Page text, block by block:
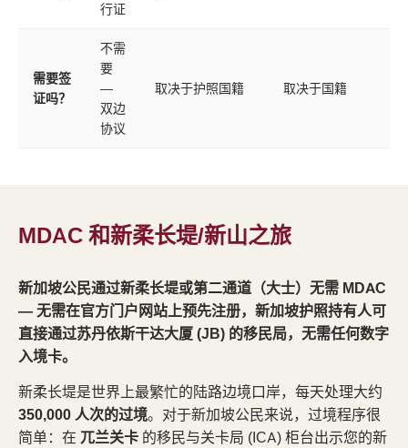
行证
需要签
证吗？
不需
要
—
双边
协议
取决于护照国籍 取决于国籍
MDAC 和新柔长堤/新山之旅
新加坡公民通过新柔长堤或第二通道（大士）无需 MDAC
— 无需在官方门户网站上预先注册，新加坡护照持有人可
直接通过苏丹依斯干达大厦 (JB) 的移民局，无需任何数字
入境卡。
新柔长堤是世界上最繁忙的陆路边境口岸，每天处理大约
350,000 人次的过境。对于新加坡公民来说，过境程序很
简单：在 兀兰关卡 的移民与关卡局 (ICA) 柜台出示您的新